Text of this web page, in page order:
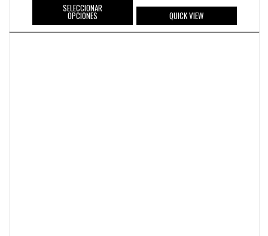
SELECCIONAR
OPCIONES QUICK VIEW